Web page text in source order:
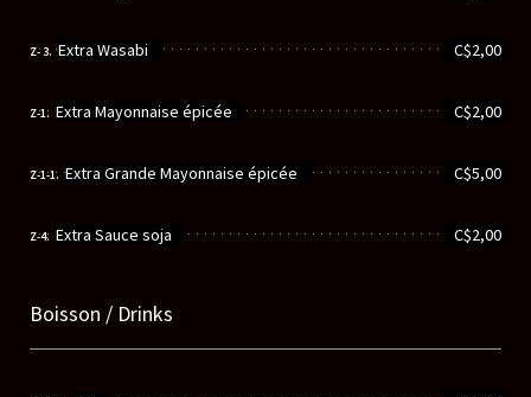
Z- 3. C$2,00
Extra Wasabi
Z-1. C$2,00
Extra Mayonnaise épicée
Z-1-1. C$5,00
Extra Grande Mayonnaise épicée
Z-4. C$2,00
Extra Sauce soja
Boisson / Drinks